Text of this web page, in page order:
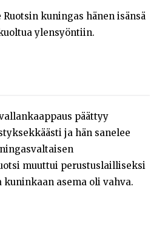
kuningas hänen isänsä
ylensyöntiin.
päättyy
ja hän sanelee
muuttui perustuslailliseksi
asema oli vahva.